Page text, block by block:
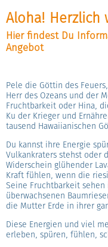
Aloha! Herzlich
Hier findest Du
Angebot
Pele die Göttin des
Herr des Ozeans und der
Fruchtbarkeit oder Hina,
Ku der Krieger und
tausend Hawaiianischen
Du kannst ihre Energie
Vulkankraters stehst oder
Widerschein glühender
Kraft fühlen, wenn die
Seine Fruchtbarkeit
überwachsenen
die Mutter Erde in ihrer
Diese Energien und viel
erleben, spüren, fühlen,